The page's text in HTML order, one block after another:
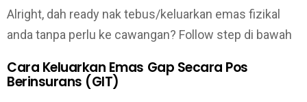
Alright, dah ready nak tebus/keluarkan emas fizikal
anda tanpa perlu ke cawangan? Follow step di bawah
Cara Keluarkan Emas Gap Secara Pos
Berinsurans (GIT)